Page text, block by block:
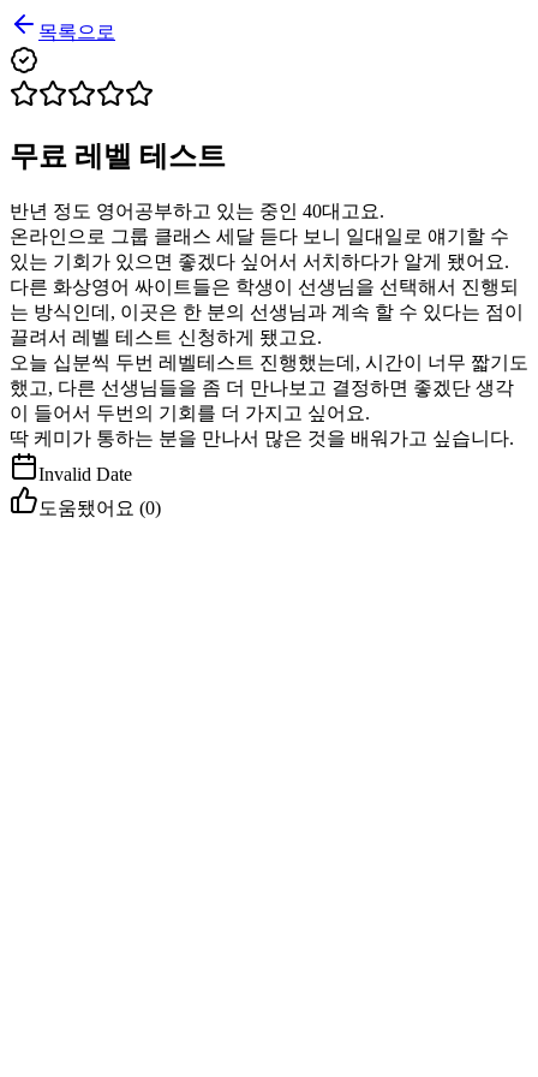
목록으로
무료 레벨 테스트
반년 정도 영어공부하고 있는 중인 40대고요.
온라인으로 그룹 클래스 세달 듣다 보니 일대일로 얘기할 수
있는 기회가 있으면 좋겠다 싶어서 서치하다가 알게 됐어요.
다른 화상영어 싸이트들은 학생이 선생님을 선택해서 진행되
는 방식인데, 이곳은 한 분의 선생님과 계속 할 수 있다는 점이
끌려서 레벨 테스트 신청하게 됐고요.
오늘 십분씩 두번 레벨테스트 진행했는데, 시간이 너무 짧기도
했고, 다른 선생님들을 좀 더 만나보고 결정하면 좋겠단 생각
이 들어서 두번의 기회를 더 가지고 싶어요.
딱 케미가 통하는 분을 만나서 많은 것을 배워가고 싶습니다.
Invalid Date
도움됐어요 (0)